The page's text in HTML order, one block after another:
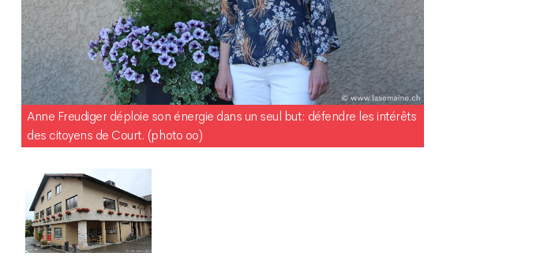
Anne Freudiger déploie son énergie dans un seul but: défendre les intérêts
des citoyens de Court. (photo oo)